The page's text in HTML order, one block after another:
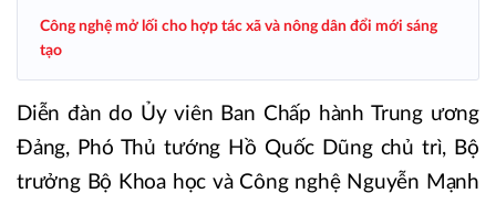
Công nghệ mở lối cho hợp tác xã và nông dân đổi mới sáng
tạo
Diễn đàn do Ủy viên Ban Chấp hành Trung ương
Đảng, Phó Thủ tướng Hồ Quốc Dũng chủ trì, Bộ
trưởng Bộ Khoa học và Công nghệ Nguyễn Mạnh